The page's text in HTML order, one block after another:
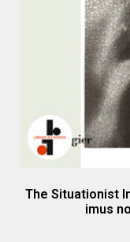
The Situationist
imus